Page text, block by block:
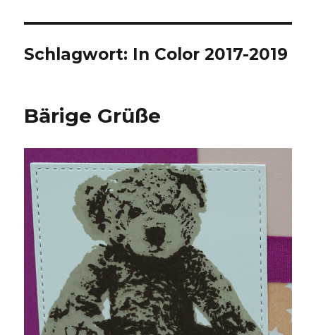
Schlagwort: In Color 2017-2019
Bärige Grüße